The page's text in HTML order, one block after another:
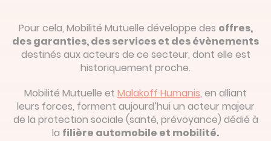
Pour cela, Mobilité Mutuelle développe des offres,
des garanties, des services et des évènements
destinés aux acteurs de ce secteur, dont elle est
historiquement proche.
Mobilité Mutuelle et Malakoff Humanis, en alliant
leurs forces, forment aujourd’hui un acteur majeur
de la protection sociale (santé, prévoyance) dédié à
la filière automobile et mobilité.